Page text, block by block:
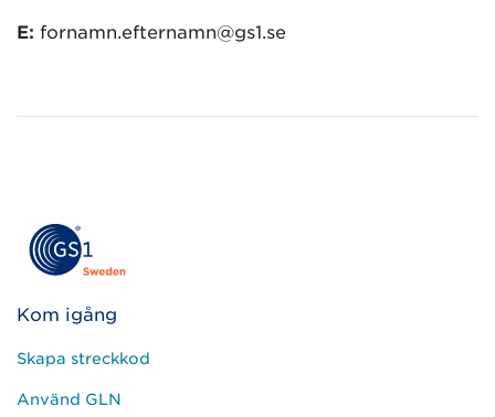
E: fornamn.efternamn@gs1.se
Kom igång
Skapa streckkod
Använd GLN